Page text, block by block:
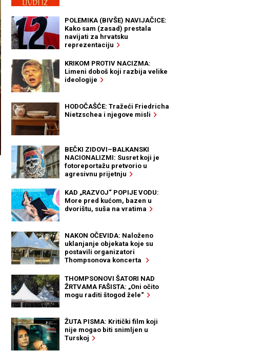
POLEMIKA (BIVŠE) NAVIJAČICE:
Kako sam (zasad) prestala
navijati za hrvatsku
reprezentaciju
KRIKOM PROTIV NACIZMA:
Limeni doboš koji razbija velike
ideologije
HODOČAŠĆE: Tražeći Friedricha
Nietzschea i njegove misli
BEČKI ZIDOVI–BALKANSKI
NACIONALIZMI: Susret koji je
fotoreportažu pretvorio u
agresivnu prijetnju
KAD „RAZVOJ“ POPIJE VODU:
More pred kućom, bazen u
dvorištu, suša na vratima
NAKON OČEVIDA: Naloženo
uklanjanje objekata koje su
postavili organizatori
Thompsonova koncerta
THOMPSONOVI ŠATORI NAD
ŽRTVAMA FAŠISTA: „Oni očito
mogu raditi štogod žele“
ŽUTA PISMA: Kritički film koji
nije mogao biti snimljen u
Turskoj